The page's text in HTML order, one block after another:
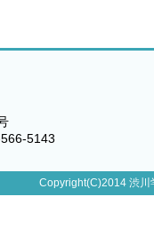
5143
Copyright(C)2014 渋川